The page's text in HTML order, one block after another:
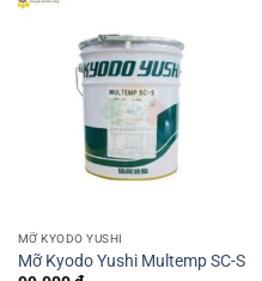
MỠ KYODO YUSHI
Mỡ Kyodo Yushi Multemp SC-S